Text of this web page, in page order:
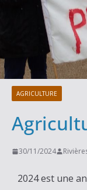
AGRICULTURE
30/11/2024
2024 est une